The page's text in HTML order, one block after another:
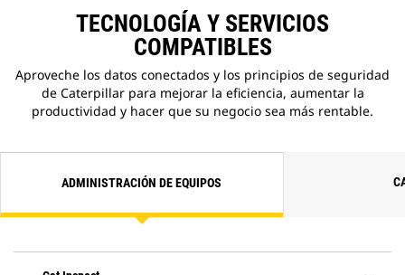
TECNOLOGÍA Y SERVICIOS
COMPATIBLES
Aproveche los datos conectados y los principios de seguridad
de Caterpillar para mejorar la eficiencia, aumentar la
productividad y hacer que su negocio sea más rentable.
ADMINISTRACIÓN DE EQUIPOS